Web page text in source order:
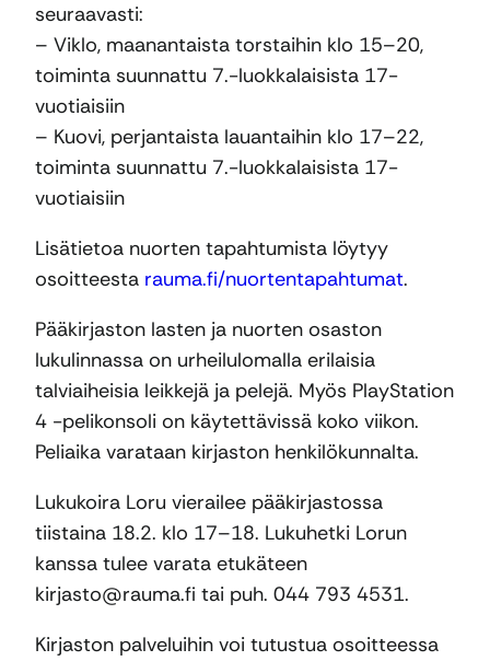
seuraavasti:
– Viklo, maanantaista torstaihin klo 15–20,
toiminta suunnattu 7.-luokkalaisista 17-
vuotiaisiin
– Kuovi, perjantaista lauantaihin klo 17–22,
toiminta suunnattu 7.-luokkalaisista 17-
vuotiaisiin
Lisätietoa nuorten tapahtumista löytyy
osoitteesta rauma.fi/nuortentapahtumat.
Pääkirjaston lasten ja nuorten osaston
lukulinnassa on urheilulomalla erilaisia
talviaiheisia leikkejä ja pelejä. Myös PlayStation
4 -pelikonsoli on käytettävissä koko viikon.
Peliaika varataan kirjaston henkilökunnalta.
Lukukoira Loru vierailee pääkirjastossa
tiistaina 18.2. klo 17–18. Lukuhetki Lorun
kanssa tulee varata etukäteen
kirjasto@rauma.fi tai puh. 044 793 4531.
Kirjaston palveluihin voi tutustua osoitteessa